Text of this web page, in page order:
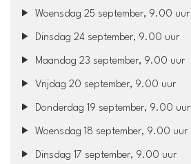
Woensdag 25 september, 9.00 uur
Dinsdag 24 september, 9.00 uur
Maandag 23 september, 9.00 uur
Vrijdag 20 september, 9.00 uur
Donderdag 19 september, 9.00 uur
Woensdag 18 september, 9.00 uur
Dinsdag 17 september, 9.00 uur